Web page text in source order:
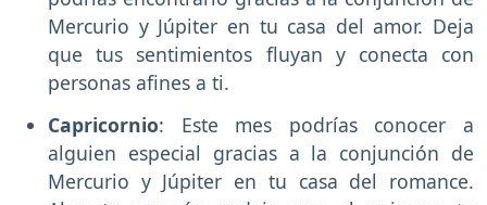
Mercurio y Júpiter en tu casa del amor. Deja
que tus sentimientos fluyan y conecta con
personas afines a ti.
Capricornio: Este mes podrías conocer a
alguien especial gracias a la conjunción de
Mercurio y Júpiter en tu casa del romance.